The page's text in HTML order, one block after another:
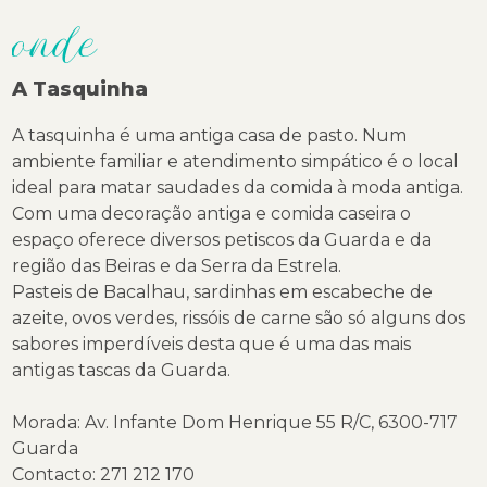
onde
A Tasquinha
A tasquinha é uma antiga casa de pasto. Num
ambiente familiar e atendimento simpático é o local
ideal para matar saudades da comida à moda antiga.
Com uma decoração antiga e comida caseira o
espaço oferece diversos petiscos da Guarda e da
região das Beiras e da Serra da Estrela.
Pasteis de Bacalhau, sardinhas em escabeche de
azeite, ovos verdes, rissóis de carne são só alguns dos
sabores imperdíveis desta que é uma das mais
antigas tascas da Guarda.
Morada: Av. Infante Dom Henrique 55 R/C, 6300-717
Guarda
Contacto: 271 212 170